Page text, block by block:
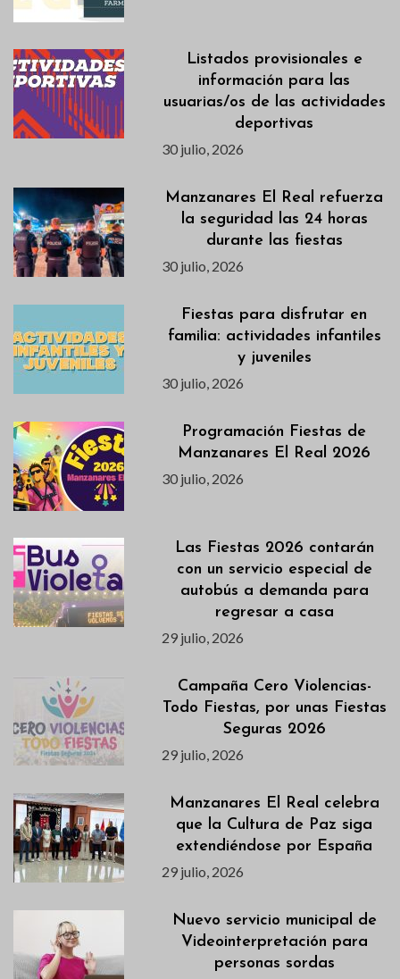
Listados provisionales e
información para las
usuarias/os de las actividades
deportivas
30 julio, 2026
Manzanares El Real refuerza
la seguridad las 24 horas
durante las fiestas
30 julio, 2026
Fiestas para disfrutar en
familia: actividades infantiles
y juveniles
30 julio, 2026
Programación Fiestas de
Manzanares El Real 2026
30 julio, 2026
Las Fiestas 2026 contarán
con un servicio especial de
autobús a demanda para
regresar a casa
29 julio, 2026
Campaña Cero Violencias-
Todo Fiestas, por unas Fiestas
Seguras 2026
29 julio, 2026
Manzanares El Real celebra
que la Cultura de Paz siga
extendiéndose por España
29 julio, 2026
Nuevo servicio municipal de
Videointerpretación para
personas sordas